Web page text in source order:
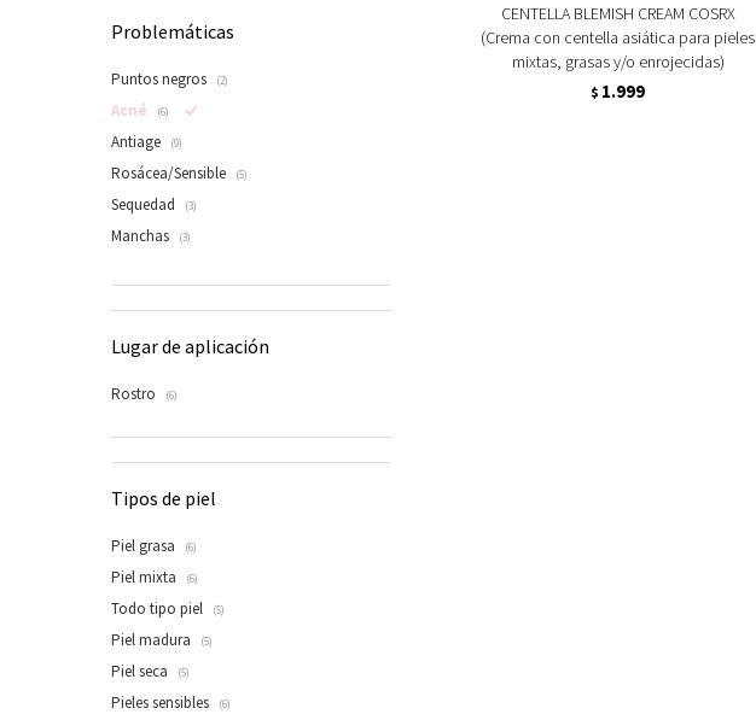
CENTELLA BLEMISH CREAM COSRX
(Crema con centella asiática para pieles
mixtas, grasas y/o enrojecidas)
$ 1.999
Problemáticas
Puntos negros (2)
Acné (6)
Antiage (9)
Rosácea/Sensible (5)
Sequedad (3)
Manchas (3)
Lugar de aplicación
Rostro (6)
Tipos de piel
Piel grasa (6)
Piel mixta (6)
Todo tipo piel (5)
Piel madura (5)
Piel seca (5)
Pieles sensibles (6)